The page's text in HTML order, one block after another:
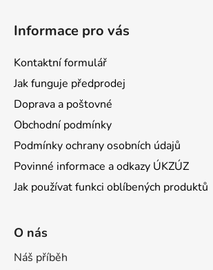
Informace pro vás
Kontaktní formulář
Jak funguje předprodej
Doprava a poštovné
Obchodní podmínky
Podmínky ochrany osobních údajů
Povinné informace a odkazy ÚKZÚZ
Jak používat funkci oblíbených produktů
O nás
Náš příběh